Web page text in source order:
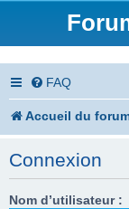
FAQ
Accueil du
Connexion
Nom d’utilisateur :